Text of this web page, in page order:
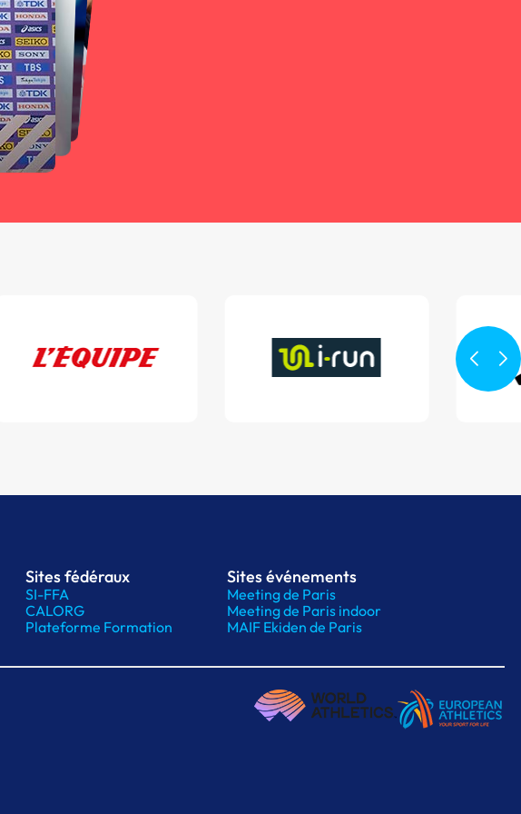
Sites fédéraux
SI-FFA
CALORG
Plateforme Formation
Sites événements
Meeting de Paris
Meeting de Paris indoor
MAIF Ekiden de Paris